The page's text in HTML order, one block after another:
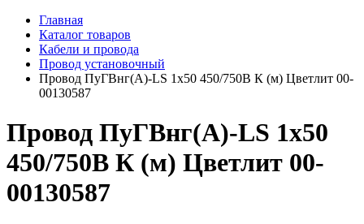
Главная
Каталог товаров
Кабели и провода
Провод установочный
Провод ПуГВнг(А)-LS 1х50 450/750В К (м) Цветлит 00-
00130587
Провод ПуГВнг(А)-LS 1х50
450/750В К (м) Цветлит 00-
00130587